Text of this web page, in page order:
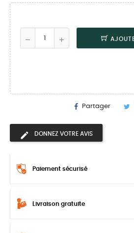
Partager
DONNEZ VOTRE AVIS
Paiement sécurisé
Livraison gratuite